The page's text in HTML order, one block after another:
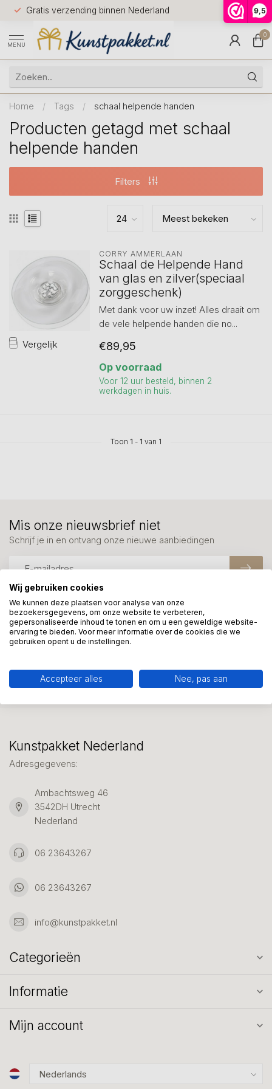
9,5
Gratis verzending binnen Nederland
Voor
huis
9.5
MENU
0
Home / Tags / schaal helpende handen
Producten getagd met schaal
helpende handen
Filters
Vergelijk
CORRY AMMERLAAN
Schaal de Helpende Hand
van glas en zilver(speciaal
zorggeschenk)
Met dank voor uw inzet! Alles draait om
de vele helpende handen die no...
€89,95
Op voorraad
Voor 12 uur besteld, binnen 2
werkdagen in huis.
Toon 1 - 1 van 1
Meer informatie?
We helpen graag met uw keuze of geven advies, bel of app
ons 7 dagen per week: 06-23643267
Klantenservice
Mis onze nieuwsbrief niet
Schrijf je in en ontvang onze nieuwe aanbiedingen
Kunstpakket Nederland
Adresgegevens:
Ambachtsweg 46
3542DH Utrecht
Nederland
06 23643267
06 23643267
info@kunstpakket.nl
Categorieën
Informatie
Mijn account
Wij gebruiken cookies
We kunnen deze plaatsen voor analyse van onze
bezoekersgegevens, om onze website te verbeteren,
gepersonaliseerde inhoud te tonen en om u een geweldige website-
ervaring te bieden. Voor meer informatie over de cookies die we
gebruiken opent u de instellingen.
Accepteer alles Nee, pas aan